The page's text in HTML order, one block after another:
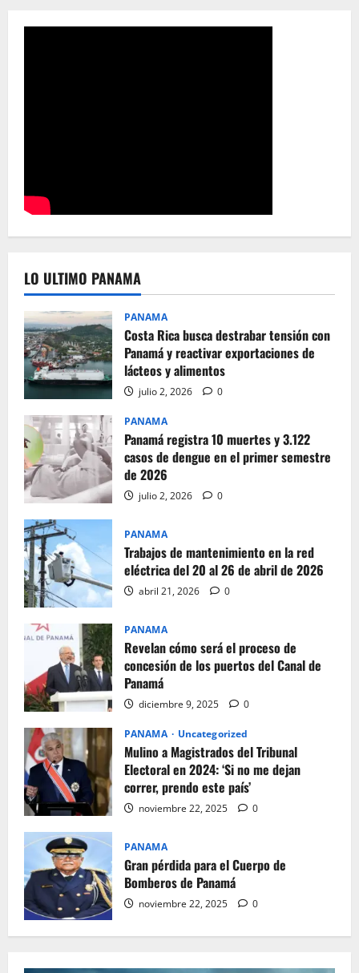
LO ULTIMO PANAMA
PANAMA
Costa Rica busca destrabar tensión con
Panamá y reactivar exportaciones de
lácteos y alimentos
julio 2, 2026 0
PANAMA
Panamá registra 10 muertes y 3.122
casos de dengue en el primer semestre
de 2026
julio 2, 2026 0
PANAMA
Trabajos de mantenimiento en la red
eléctrica del 20 al 26 de abril de 2026
abril 21, 2026 0
PANAMA
Revelan cómo será el proceso de
concesión de los puertos del Canal de
Panamá
diciembre 9, 2025 0
PANAMA Uncategorized
Mulino a Magistrados del Tribunal
Electoral en 2024: ‘Si no me dejan
correr, prendo este país’
noviembre 22, 2025 0
PANAMA
Gran pérdida para el Cuerpo de
Bomberos de Panamá
noviembre 22, 2025 0